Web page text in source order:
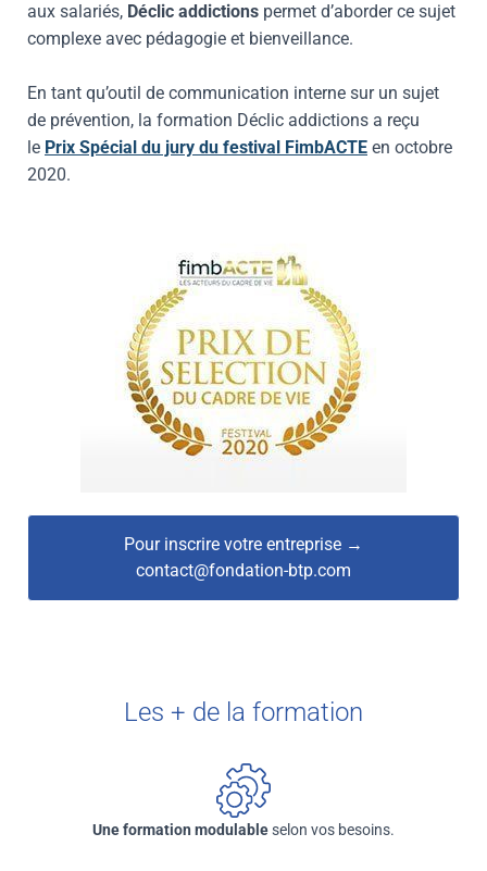
aux salariés, Déclic addictions permet d’aborder ce sujet
complexe avec pédagogie et bienveillance.
En tant qu’outil de communication interne sur un sujet
de prévention, la formation Déclic addictions a reçu
le Prix Spécial du jury du festival FimbACTE en octobre
2020.
Pour inscrire votre entreprise →
contact@fondation-btp.com
Les + de la formation
Une formation modulableselon vos besoins.